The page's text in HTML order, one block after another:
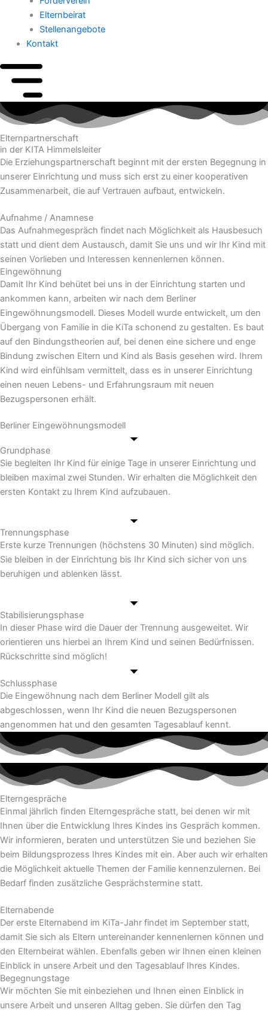
Elternbeirat
Stellenangebote
Kontakt
Elternpartnerschaft
in der KITA Himmelsleiter
Die Erziehungspartnerschaft beginnt mit der ersten Begegnung in
unserer Einrichtung und muss sich erst zu einer kooperativen
Zusammenarbeit, die auf Vertrauen aufbaut, entwickeln.
Aufnahme / Anamnese
Das Aufnahmegespräch findet nach Möglichkeit als Hausbesuch
statt und dient dem Austausch, damit Sie uns und wir Ihr Kind mit
seinen Vorlieben und Interessen kennenlernen können.
Eingewöhnung
Damit Ihr Kind behütet bei uns in der Einrichtung starten und
ankommen kann, arbeiten wir nach dem Berliner
Eingewöhnungsmodell. Dieses Modell wurde entwickelt, um den
Übergang von Familie in die KiTa schonend zu gestalten. Es baut
auf den Bindungstheorien auf, bei denen eine sichere und enge
Bindung zwischen Eltern und Kind als Basis gesehen wird. Ihrem
Kind wird einfühlsam vermittelt, dass es in unserer Einrichtung
einen neuen Lebens- und Erfahrungsraum mit neuen
Bezugspersonen erhält.
Berliner Eingewöhnungsmodell
Grundphase
Sie begleiten Ihr Kind für einige Tage in unserer Einrichtung und
bleiben maximal zwei Stunden. Wir erhalten die Möglichkeit den
ersten Kontakt zu Ihrem Kind aufzubauen.
Trennungsphase
Erste kurze Trennungen (höchstens 30 Minuten) sind möglich.
Sie bleiben in der Einrichtung bis Ihr Kind sich sicher von uns
beruhigen und ablenken lässt.
Stabilisierungsphase
In dieser Phase wird die Dauer der Trennung ausgeweitet. Wir
orientieren uns hierbei an Ihrem Kind und seinen Bedürfnissen.
Rückschritte sind möglich!
Schlussphase
Die Eingewöhnung nach dem Berliner Modell gilt als
abgeschlossen, wenn Ihr Kind die neuen Bezugspersonen
angenommen hat und den gesamten Tagesablauf kennt.
Elterngespräche
Einmal jährlich finden Elterngespräche statt, bei denen wir mit
Ihnen über die Entwicklung Ihres Kindes ins Gespräch kommen.
Wir informieren, beraten und unterstützen Sie und beziehen Sie
beim Bildungsprozess Ihres Kindes mit ein. Aber auch wir erhalten
die Möglichkeit aktuelle Themen der Familie kennenzulernen. Bei
Bedarf finden zusätzliche Gesprächstermine statt.
Elternabende
Der erste Elternabend im KiTa-Jahr findet im September statt,
damit Sie sich als Eltern untereinander kennenlernen können und
den Elternbeirat wählen. Ebenfalls geben wir Ihnen einen kleinen
Einblick in unsere Arbeit und den Tagesablauf Ihres Kindes.
Begegnungstage
Wir möchten Sie mit einbeziehen und Ihnen einen Einblick in
unsere Arbeit und unseren Alltag geben. Sie dürfen den Tag